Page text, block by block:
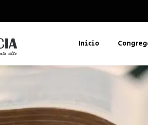
Inicio